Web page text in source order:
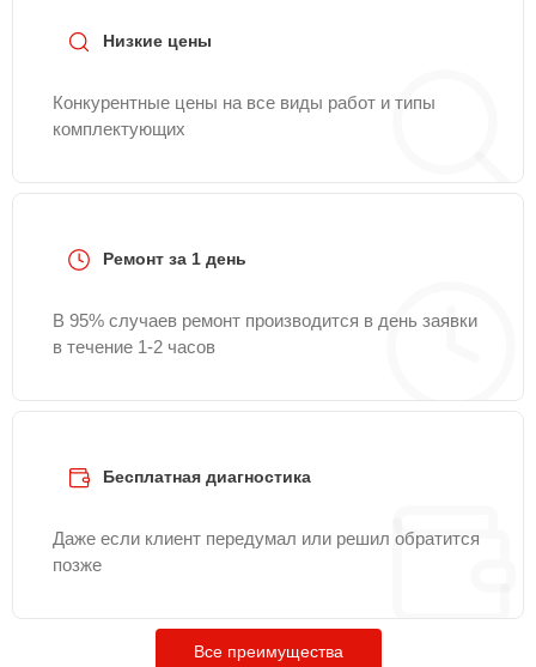
Низкие цены
Конкурентные цены на все виды работ и типы
комплектующих
Ремонт за 1 день
В 95% случаев ремонт производится в день заявки
в течение 1-2 часов
Бесплатная диагностика
Даже если клиент передумал или решил обратится
позже
Все преимущества